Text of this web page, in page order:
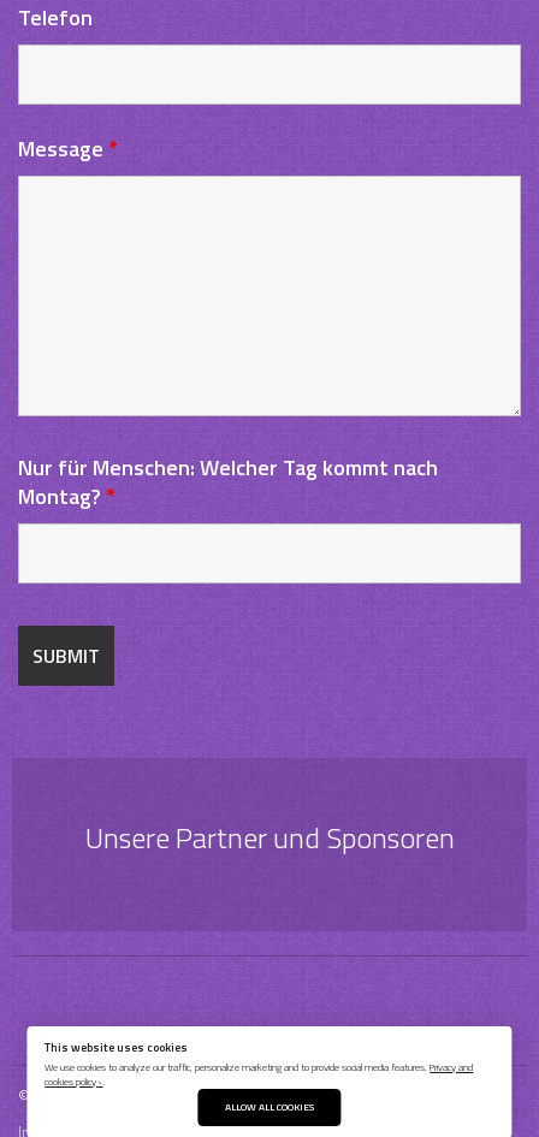
Telefon
Message*
Nur für Menschen: Welcher Tag kommt nach
Montag?*
Unsere Partner und Sponsoren
© 2026 Bochum Barflies Baseball & Softball e.V.
Impressum
This website uses cookies
We use cookies to analyze our traffic, personalize marketing and to provide social media features.Privacy and
cookies policy ›.
ALLOW ALL COOKIES